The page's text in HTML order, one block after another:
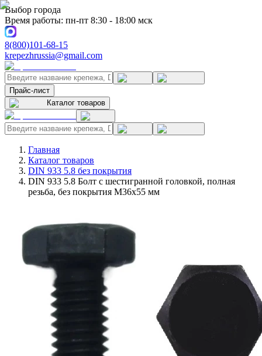
Выбор города
Время работы: пн-пт 8:30 - 18:00 мск
8(800)101-68-15
krepezhrussia@gmail.com
Прайс-лист
Каталог товаров
Главная
Каталог товаров
DIN 933 5.8 без покрытия
DIN 933 5.8 Болт с шестигранной головкой, полная
резьба, без покрытия M36x55 мм